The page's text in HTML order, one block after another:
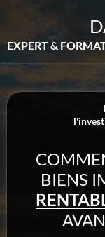
EXPERT &
BIENS